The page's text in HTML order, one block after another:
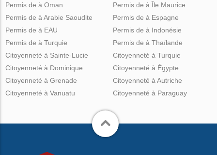
Permis de à Oman
Permis de à Arabie Saoudite
Permis de à EAU
Permis de à Turquie
Permis de à Île Maurice
Permis de à Espagne
Permis de à Indonésie
Permis de à Thaïlande
Citoyenneté à Sainte-Lucie
Citoyenneté à Dominique
Citoyenneté à Grenade
Citoyenneté à Vanuatu
Citoyenneté à Turquie
Citoyenneté à Égypte
Citoyenneté à Autriche
Citoyenneté à Paraguay